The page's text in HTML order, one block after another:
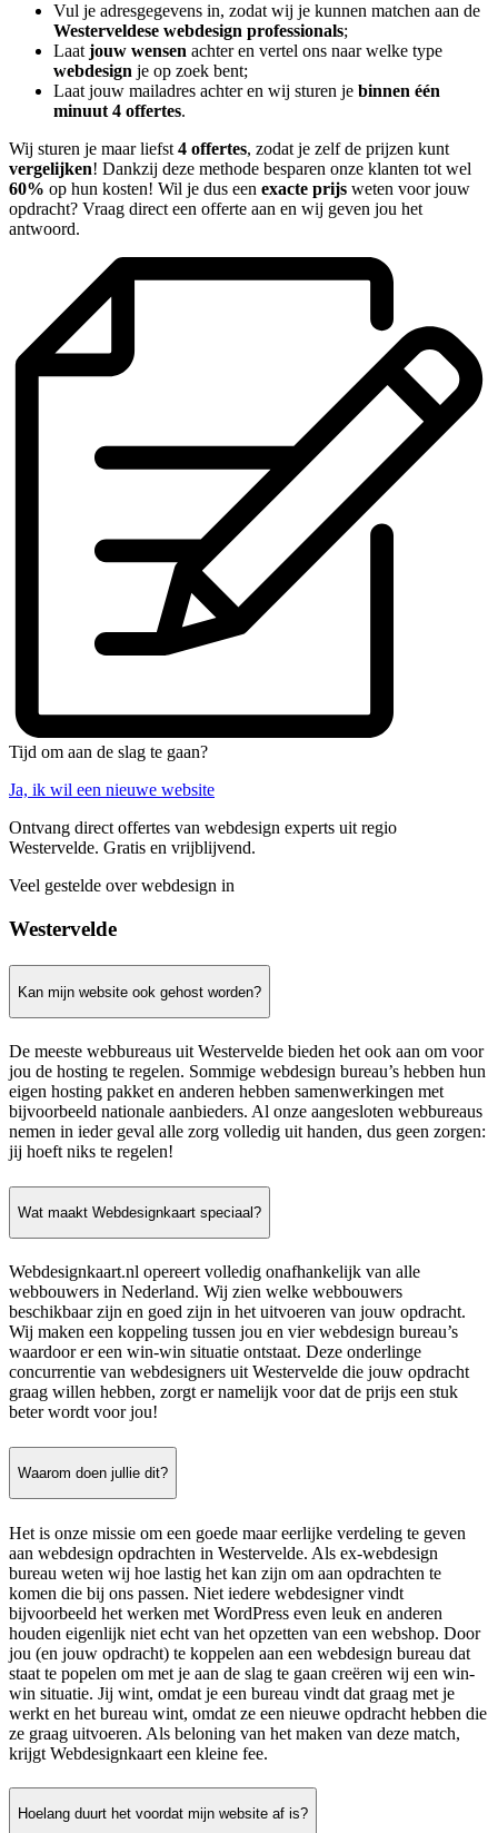
Vul je adresgegevens in, zodat wij je kunnen matchen aan de
Westerveldese webdesign professionals;
Laat jouw wensen achter en vertel ons naar welke type
webdesign je op zoek bent;
Laat jouw mailadres achter en wij sturen je binnen één
minuut 4 offertes.
Wij sturen je maar liefst 4 offertes, zodat je zelf de prijzen kunt
vergelijken! Dankzij deze methode besparen onze klanten tot wel
60% op hun kosten! Wil je dus een exacte prijs weten voor jouw
opdracht? Vraag direct een offerte aan en wij geven jou het
antwoord.
Tijd om aan de slag te gaan?
Ja, ik wil een nieuwe website
Ontvang direct offertes van webdesign experts uit regio
Westervelde. Gratis en vrijblijvend.
Veel gestelde over webdesign in
Westervelde
Kan mijn website ook gehost worden?
De meeste webbureaus uit Westervelde bieden het ook aan om voor
jou de hosting te regelen. Sommige webdesign bureau’s hebben hun
eigen hosting pakket en anderen hebben samenwerkingen met
bijvoorbeeld nationale aanbieders. Al onze aangesloten webbureaus
nemen in ieder geval alle zorg volledig uit handen, dus geen zorgen:
jij hoeft niks te regelen!
Wat maakt Webdesignkaart speciaal?
Webdesignkaart.nl opereert volledig onafhankelijk van alle
webbouwers in Nederland. Wij zien welke webbouwers
beschikbaar zijn en goed zijn in het uitvoeren van jouw opdracht.
Wij maken een koppeling tussen jou en vier webdesign bureau’s
waardoor er een win-win situatie ontstaat. Deze onderlinge
concurrentie van webdesigners uit Westervelde die jouw opdracht
graag willen hebben, zorgt er namelijk voor dat de prijs een stuk
beter wordt voor jou!
Waarom doen jullie dit?
Het is onze missie om een goede maar eerlijke verdeling te geven
aan webdesign opdrachten in Westervelde. Als ex-webdesign
bureau weten wij hoe lastig het kan zijn om aan opdrachten te
komen die bij ons passen. Niet iedere webdesigner vindt
bijvoorbeeld het werken met WordPress even leuk en anderen
houden eigenlijk niet echt van het opzetten van een webshop. Door
jou (en jouw opdracht) te koppelen aan een webdesign bureau dat
staat te popelen om met je aan de slag te gaan creëren wij een win-
win situatie. Jij wint, omdat je een bureau vindt dat graag met je
werkt en het bureau wint, omdat ze een nieuwe opdracht hebben die
ze graag uitvoeren. Als beloning van het maken van deze match,
krijgt Webdesignkaart een kleine fee.
Hoelang duurt het voordat mijn website af is?